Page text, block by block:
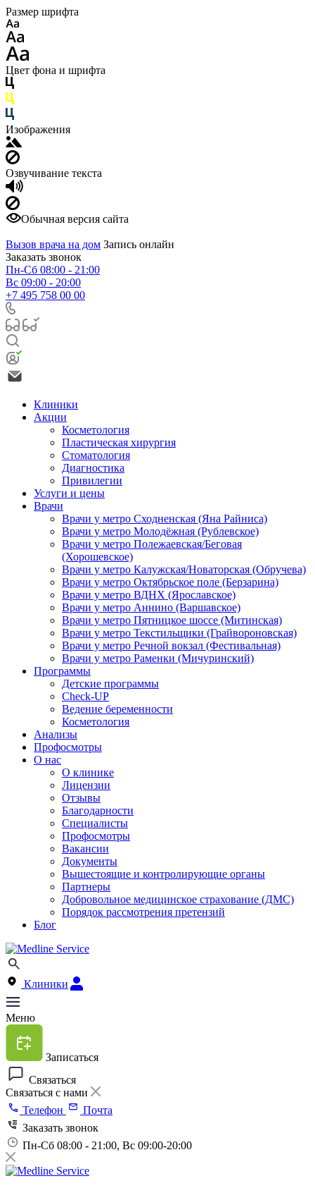
Размер шрифта
Цвет фона и шрифта
Изображения
Озвучивание текста
Обычная версия сайта
Вызов врача на дом Запись онлайн
Заказать звонок
Пн-Сб 08:00 - 21:00
Вс 09:00 - 20:00
+7 495 758 00 00
Клиники
Акции
Косметология
Пластическая хирургия
Стоматология
Диагностика
Привилегии
Услуги и цены
Врачи
Врачи у метро Сходненская (Яна Райниса)
Врачи у метро Молодёжная (Рублевское)
Врачи у метро Полежаевская/Беговая
(Хорошевское)
Врачи у метро Калужская/Новаторская (Обручева)
Врачи у метро Октябрьское поле (Берзарина)
Врачи у метро ВДНХ (Ярославское)
Врачи у метро Аннино (Варшавское)
Врачи у метро Пятницкое шоссе (Митинская)
Врачи у метро Текстильщики (Грайвороновская)
Врачи у метро Речной вокзал (Фестивальная)
Врачи у метро Раменки (Мичуринский)
Программы
Детские программы
Check-UP
Ведение беременности
Косметология
Анализы
Профосмотры
О нас
О клинике
Лицензии
Отзывы
Благодарности
Специалисты
Профосмотры
Вакансии
Документы
Вышестоящие и контролирующие органы
Партнеры
Добровольное медицинское страхование (ДМС)
Порядок рассмотрения претензий
Блог
Клиники
Меню
Записаться
Связаться
Связаться с нами
Телефон
Почта
Заказать звонок
Пн-Сб 08:00 - 21:00, Вс 09:00-20:00